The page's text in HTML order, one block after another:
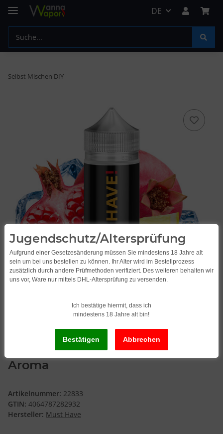
DE
Selbst Mischen DIY
Must Have ! 10ml/120ml Longfill-
Aroma
Artikelnummer: 22833
GTIN: 4064787282932
Hersteller: Must Have
Jugendschutz/Altersprüfung
Aufgrund einer Gesetzesänderung müssen Sie mindestens 18 Jahre alt
sein um bei uns bestellen zu können. Ihr Alter wird im Bestellprozess
zusätzlich durch andere Prüfmethoden verifiziert. Des weiteren behalten wir
uns vor, Ware nur mittels DHL-Altersprüfung zu versenden.
Ich bestätige hiermit, dass ich
mindestens 18 Jahre alt bin!